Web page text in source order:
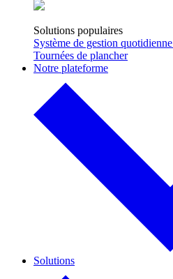
Solutions populaires
Système de gestion quotidienne
Tournées de plancher
Notre plateforme
Solutions